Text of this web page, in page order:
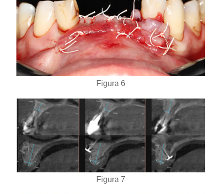
Figura 6
Figura 7